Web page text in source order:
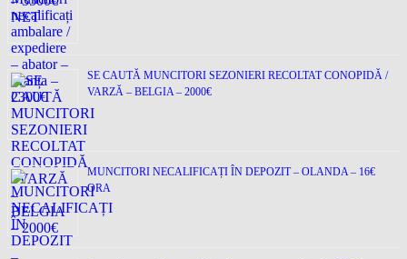
SE CAUTĂ MUNCITORI SEZONIERI RECOLTAT CONOPIDĂ /
VARZĂ – BELGIA – 2000€
MUNCITORI NECALIFICAȚI ÎN DEPOZIT – OLANDA – 16€
ORA